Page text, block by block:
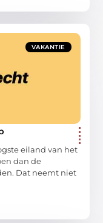
VAKANTIE
eiland van het
dan de
Dat neemt niet